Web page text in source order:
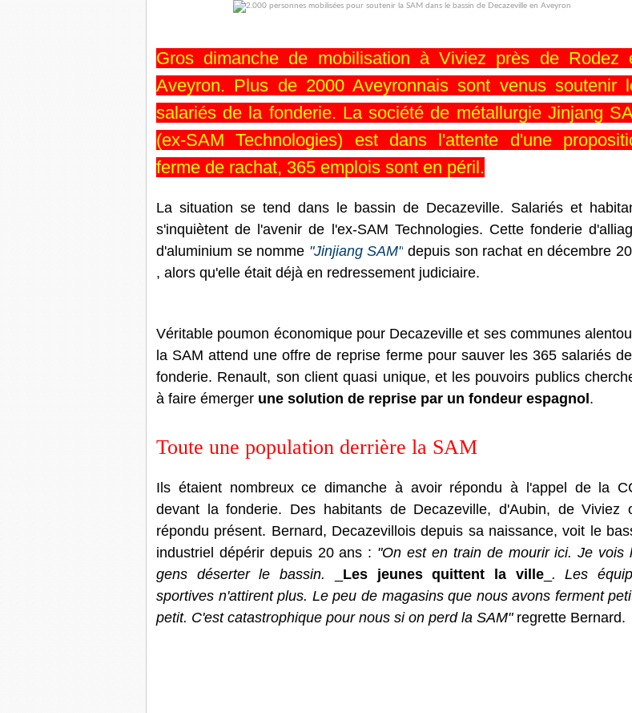
Gros dimanche de mobilisation à Viviez près de Rodez
Aveyron. Plus de 2000 Aveyronnais sont venus soutenir
salariés de la fonderie. La société de métallurgie Jinjang
(ex-SAM Technologies) est dans l'attente d'une
ferme de rachat, 365 emplois sont en péril.
La situation se tend dans le bassin de Decazeville. Salariés et
s'inquiètent de l'avenir de l'ex-SAM Technologies. Cette fonderie
d'aluminium se nomme "Jinjiang SAM" depuis son rachat en décembre
, alors qu'elle était déjà en redressement judiciaire.
Véritable poumon économique pour Decazeville et ses communes
la SAM attend une offre de reprise ferme pour sauver les 365 salariés
fonderie. Renault, son client quasi unique, et les pouvoirs publics
à faire émerger une solution de reprise par un fondeur espagnol .
Toute une population derrière la SAM
Ils étaient nombreux ce dimanche à avoir répondu à l'appel de la
devant la fonderie. Des habitants de Decazeville, d'Aubin, de Viviez
répondu présent. Bernard, Decazevillois depuis sa naissance, voit le
industriel dépérir depuis 20 ans : "On est en train de mourir ici. Je vois
gens déserter le bassin.
Les jeunes quittent la ville_ . Les
sportives n'attirent plus. Le peu de magasins que nous avons ferment
petit. C'est catastrophique pour nous si on perd la SAM"regrette Bernard.